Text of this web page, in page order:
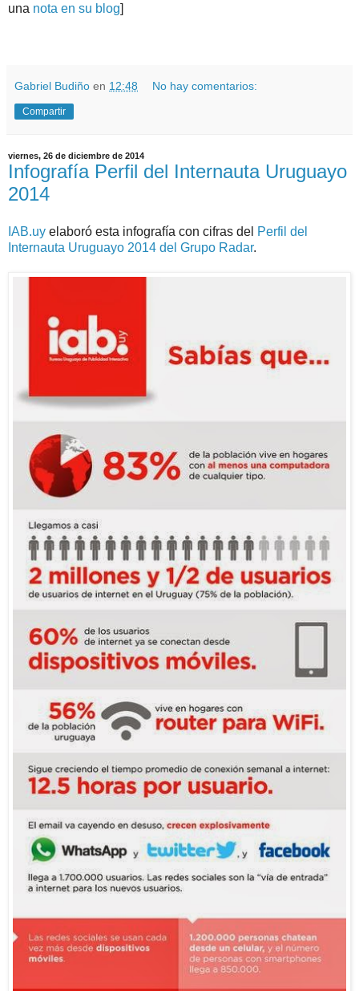
una nota en su blog]
Gabriel Budiño en 12:48 No hay comentarios:
Compartir
viernes, 26 de diciembre de 2014
Infografía Perfil del Internauta Uruguayo
2014
IAB.uy elaboró esta infografía con cifras del Perfil del
Internauta Uruguayo 2014 del Grupo Radar.